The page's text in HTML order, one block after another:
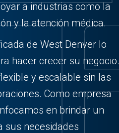
a industrias como la
y la atención médica.
de West Denver lo
hacer crecer su negocio.
y escalable sin las
Como empresa
en brindar un
sus necesidades